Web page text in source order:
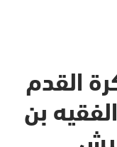
القدم
النسوية.. أطلس 05 الفقيه بن